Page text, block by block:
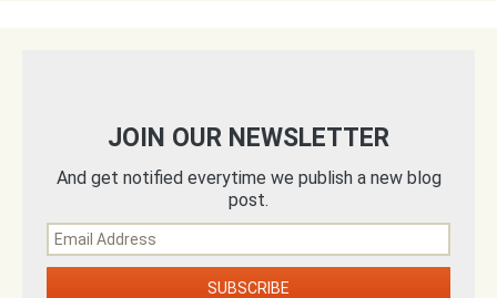
JOIN OUR NEWSLETTER
And get notified everytime we publish a new blog
post.